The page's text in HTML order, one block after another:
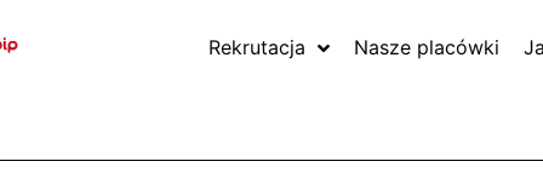
Rekrutacja Nasze placówki